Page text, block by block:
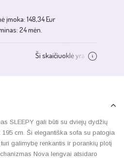
SLEEPY gali būti su dviejų dydžių
195 cm. Ši elegantiška sofa su patogia
galimybę renkantis ir porankių plotį
Nova lengvai atsidaro